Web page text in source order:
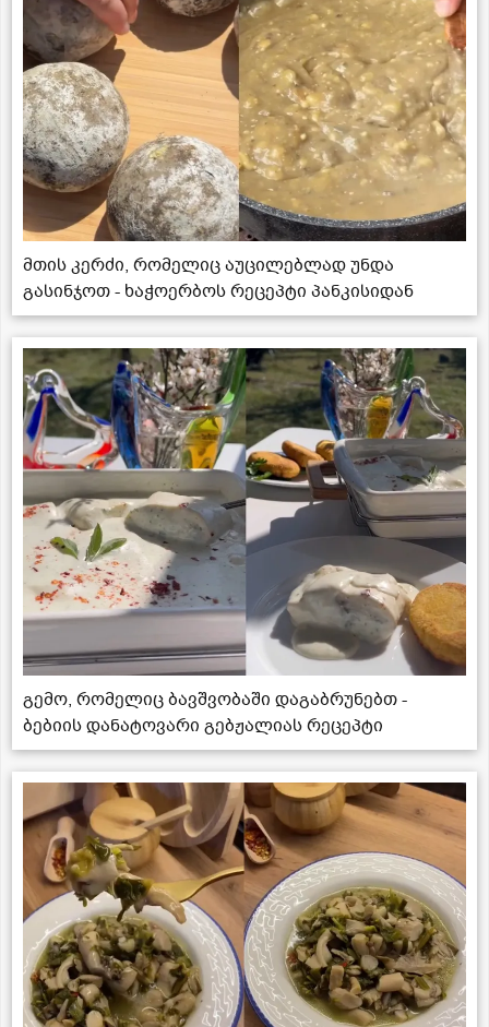
მთის კერძი, რომელიც აუცილებლად უნდა
გასინჯოთ - ხაჭოერბოს რეცეპტი პანკისიდან
გემო, რომელიც ბავშვობაში დაგაბრუნებთ -
ბებიის დანატოვარი გებჟალიას რეცეპტი